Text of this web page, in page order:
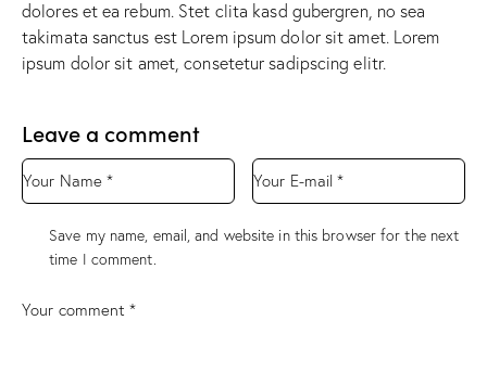
dolores et ea rebum. Stet clita kasd gubergren, no sea
takimata sanctus est Lorem ipsum dolor sit amet. Lorem
ipsum dolor sit amet, consetetur sadipscing elitr.
Leave a comment
Save my name, email, and website in this browser for the next
time I comment.